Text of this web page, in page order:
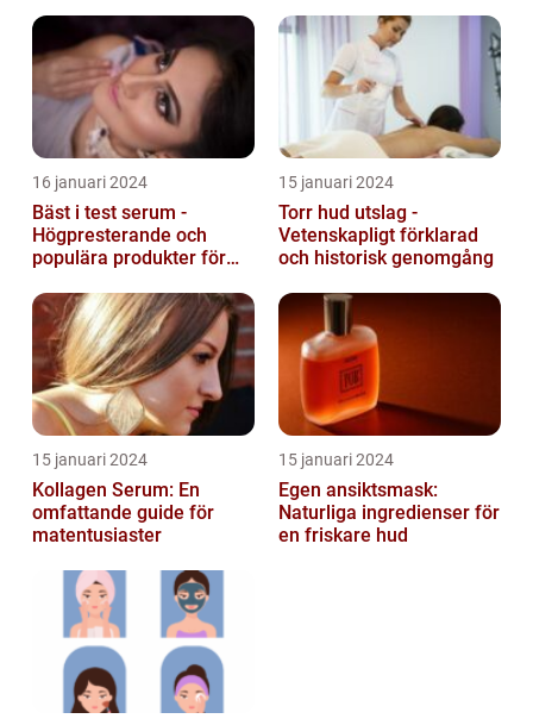
lösni...
16 januari 2024
Bäst i test serum -
Högpresterande och
populära produkter för
15 januari 2024
Torr hud utslag -
Vetenskapligt förklarad
och historisk genomgång
15 januari 2024
Kollagen Serum: En
omfattande guide för
matentusiaster
15 januari 2024
Egen ansiktsmask:
Naturliga ingredienser för
en friskare hud